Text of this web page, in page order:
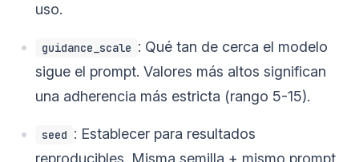
uso.
guidance_scale : Qué tan de cerca el modelo
sigue el prompt. Valores más altos significan
una adherencia más estricta (rango 5-15).
seed : Establecer para resultados
reproducibles. Misma semilla + mismo prompt